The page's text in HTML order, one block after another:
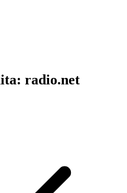
radio.net